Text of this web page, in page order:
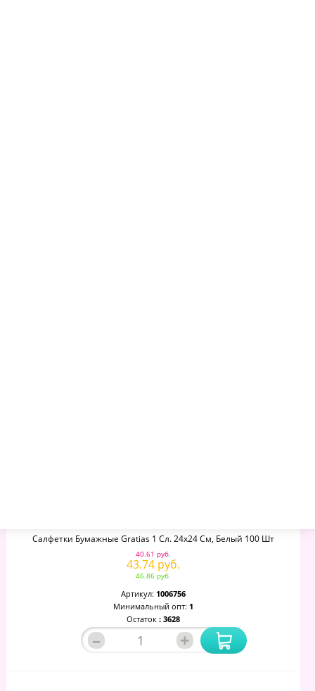
Салфетки Бумажные Gratias 1 Сл. 24х24 См, Белый 100 Шт
40.61 руб.
43.74 руб.
46.86 руб.
Артикул: 1006756
Минимальный опт: 1
Остаток : 3628
– +